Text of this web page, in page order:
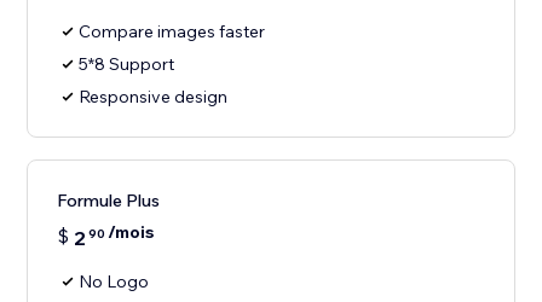
Compare images faster
5*8 Support
Responsive design
Formule Plus
$ 2 90 /mois
No Logo